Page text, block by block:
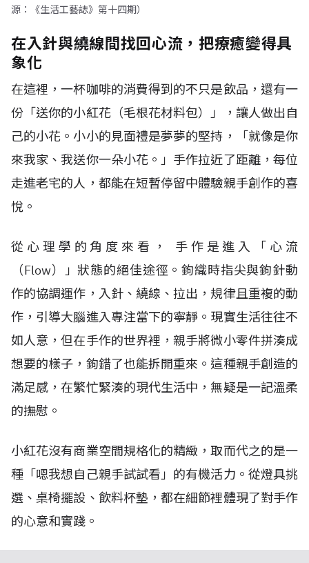
源：《生活工藝誌》第十四期）
在入針與繞線間找回心流，把療癒變得具
象化
在這裡，一杯咖啡的消費得到的不只是飲品，還有一
份「送你的小紅花（毛根花材料包）」，讓人做出自
己的小花。小小的見面禮是夢夢的堅持，「就像是你
來我家、我送你一朵小花。」手作拉近了距離，每位
走進老宅的人，都能在短暫停留中體驗親手創作的喜
悅。
從心理學的角度來看， 手作是進入「心流
（Flow）」狀態的絕佳途徑。鉤織時指尖與鉤針動
作的協調運作，入針、繞線、拉出，規律且重複的動
作，引導大腦進入專注當下的寧靜。現實生活往往不
如人意，但在手作的世界裡，親手將微小零件拼湊成
想要的樣子，鉤錯了也能拆開重來。這種親手創造的
滿足感，在繁忙緊湊的現代生活中，無疑是一記溫柔
的撫慰。
小紅花沒有商業空間規格化的精緻，取而代之的是一
種「嗯我想自己親手試試看」的有機活力。從燈具挑
選、桌椅擺設、飲料杯墊，都在細節裡體現了對手作
的心意和實踐。